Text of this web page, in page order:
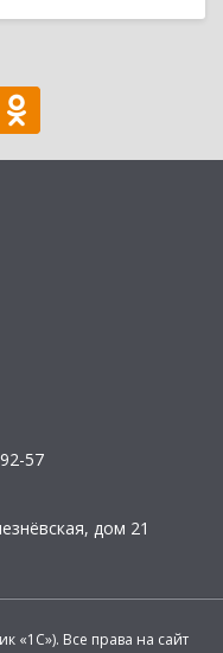
57
дом 21
«1С»). Все права на сайт